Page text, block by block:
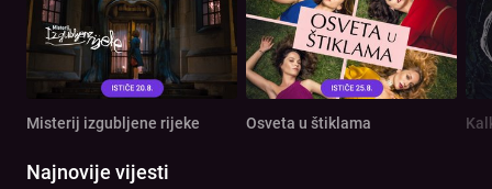
Misterij izgubljene rijeke Osveta u štiklama
Najnovije vijesti